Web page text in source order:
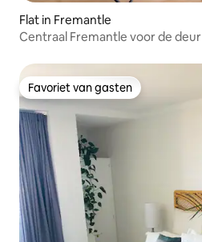
Flat in Fremantle
Centraal Fremantle voor de deur
Favoriet van gasten
Favoriet van gasten